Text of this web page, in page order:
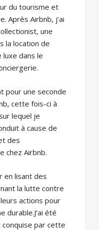
du tourisme et
Après Airbnb, j’ai
une
la location de
dans le
pour une seconde
cette fois-ci à
lequel je
à cause de
des
chez Airbnb.
en lisant des
la lutte contre
actions pour
durable.J’ai été
par cette